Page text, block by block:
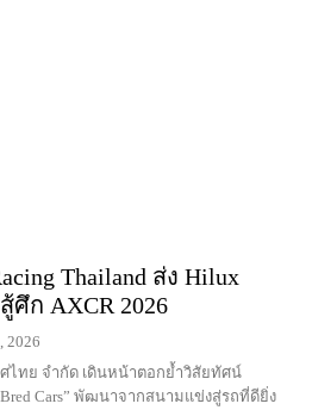
Thailand ส่ง Hilux
ศึก AXCR 2026
2026
ไทย จำกัด เดินหน้าตอกย้ำวิสัยทัศน์
Bred Cars” พัฒนาจากสนามแข่งสู่รถที่ดียิ่ง